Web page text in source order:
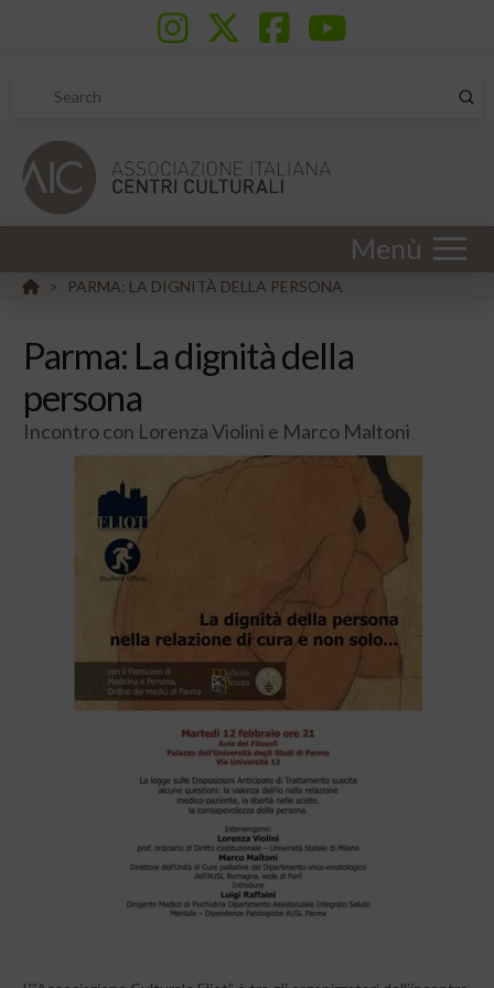
Search
Menù
HOME
> PARMA: LA DIGNITÀ DELLA PERSONA
Parma: La dignità della
persona
Incontro con Lorenza Violini e Marco Maltoni